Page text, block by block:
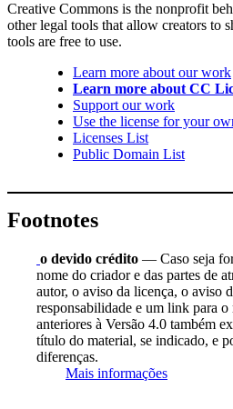
Creative Commons is the nonprofit
other legal tools that allow creators to
tools are free to use.
Learn more about our work
Learn more about CC
Support our work
Use the license for your
Licenses List
Public Domain List
Footnotes
o devido crédito — Caso seja
nome do criador e das partes de
autor, o aviso da licença, o aviso
responsabilidade e um link para
anteriores à Versão 4.0 também
título do material, se indicado, e
diferenças.
Mais informações